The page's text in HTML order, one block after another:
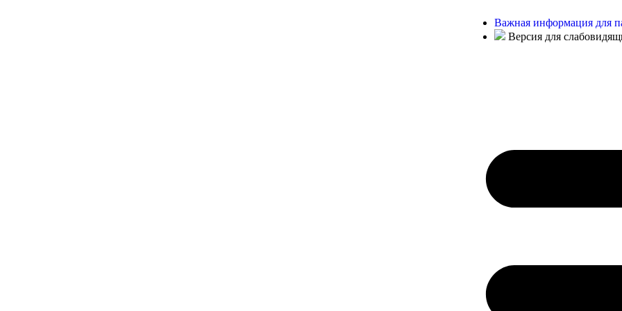
Важная информация для
Версия для